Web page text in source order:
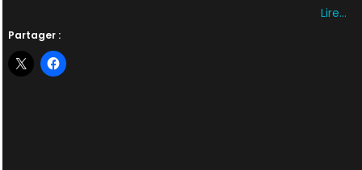
Lire…
Partager :